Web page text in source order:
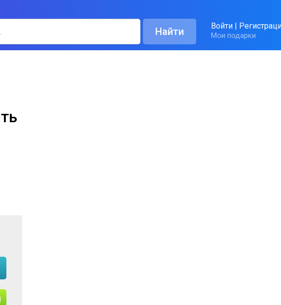
Войти |
Мои подарки